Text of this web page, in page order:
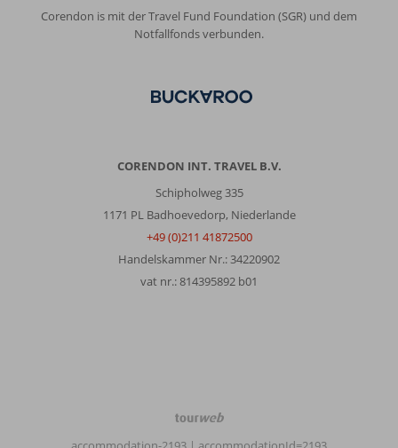
Corendon is mit der Travel Fund Foundation (SGR) und dem
Notfallfonds verbunden.
CORENDON INT. TRAVEL B.V.
Schipholweg 335
1171 PL Badhoevedorp, Niederlande
+49 (0)211 41872500
Handelskammer Nr.: 34220902
vat nr.: 814395892 b01
TourWeb